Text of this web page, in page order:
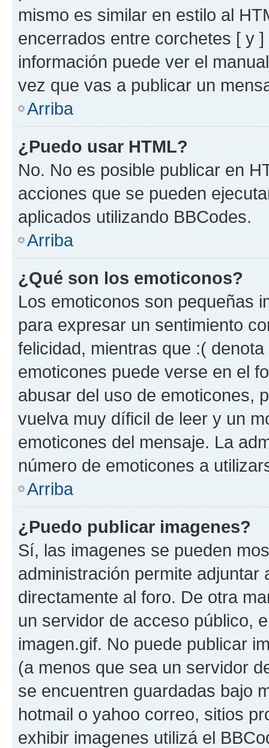
mismo es similar en estilo al
encerrados entre corchetes [ y
información puede ver el
vez que vas a publicar un
Arriba
¿Puedo usar HTML?
No. No es posible publicar en
acciones que se pueden
aplicados utilizando BBCodes.
Arriba
¿Qué son los emoticonos?
Los emoticonos son pequeñas
para expresar un sentimiento
felicidad, mientras que :(
emoticones puede verse en el
abusar del uso de emoticones,
vuelva muy díficil de leer y un
emoticones del mensaje. La
número de emoticones a
Arriba
¿Puedo publicar imagenes?
Sí, las imagenes se pueden
administración permite
directamente al foro. De otra
un servidor de acceso público,
imagen.gif. No puede publicar
(a menos que sea un servidor
se encuentren guardadas bajo
hotmail o yahoo correo, sitios
exhibir imagenes utilizá el